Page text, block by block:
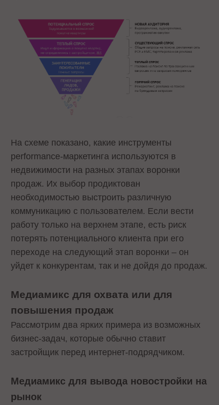
На схеме показано, какие инструменты
performance-маркетинга используются в
недвижимости на разных этапах воронки
продаж. Их выбор продиктован
необходимостью выстроить различную
коммуникацию с пользователем. Если вести
работу только на верхнем этапе, есть риск
потерять потенциального клиента при его
переходе на следующий этап воронки – он
уйдет к конкурентам, так и не дойдя до продаж.
Медиамикс для охвата или для
повышения продаж
Рассмотрим два ярких примера из возможных
бизнес-задач, которые обычно ставит
застройщик перед интернет-подрядчиком.
Медиамикс для вывода новостройки на
рынок